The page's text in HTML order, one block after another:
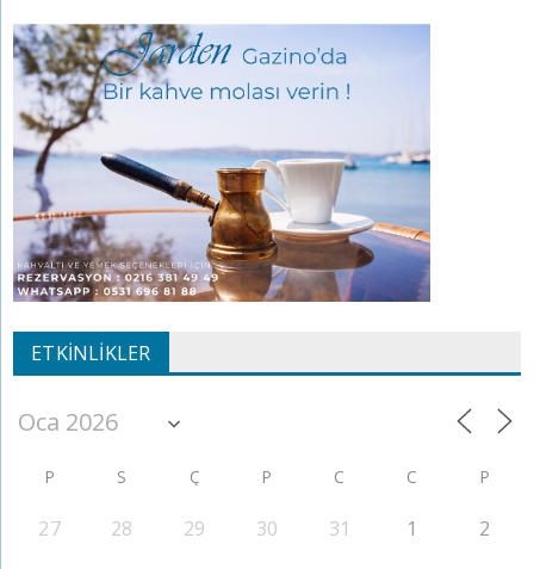
ETKINLIKLER
P S Ç P C C P
27 28 29 30 31 1 2